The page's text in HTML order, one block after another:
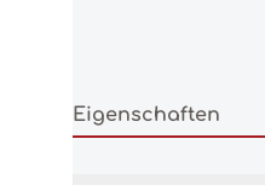
Eigenschaften